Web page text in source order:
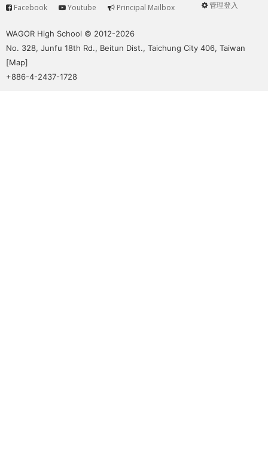
User
管理登入
Service
Facebook Youtube Principal Mailbox
WAGOR High School © 2012-2026
No. 328, Junfu 18th Rd., Beitun Dist., Taichung City 406, Taiwan
[Map]
+886-4-2437-1728